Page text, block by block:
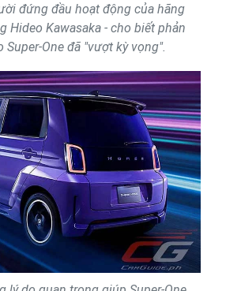
đứng đầu hoạt động của hãng
Hideo Kawasaka - cho biết phản
Super-One đã "vượt kỳ vọng".